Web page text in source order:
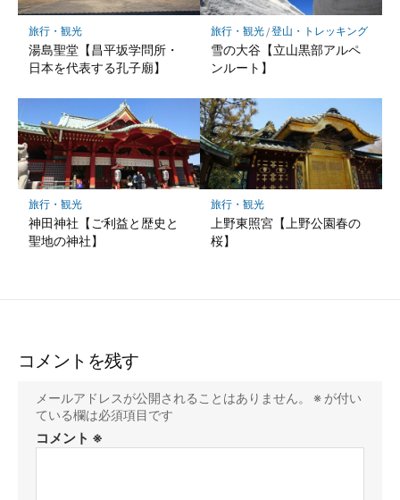
旅行・観光
湯島聖堂【昌平坂学問所・
日本を代表する孔子廟】
旅行・観光/登山・トレッキング
雪の大谷【立山黒部アルペ
ンルート】
旅行・観光
神田神社【ご利益と歴史と
聖地の神社】
旅行・観光
上野東照宮【上野公園春の
桜】
コメントを残す
メールアドレスが公開されることはありません。 ※ が付い
ている欄は必須項目です
コメント ※